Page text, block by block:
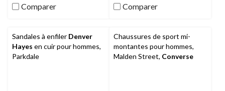
Comparer
évaluations
Comparer
Sandales à enfiler Denver
Hayes en cuir pour hommes,
Parkdale
Chaussures de sport mi-
montantes pour hommes,
Malden Street, Converse